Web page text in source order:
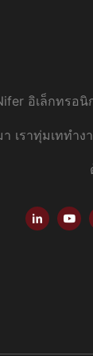
อิเล็กทรอ
เราทุ่มเททำง